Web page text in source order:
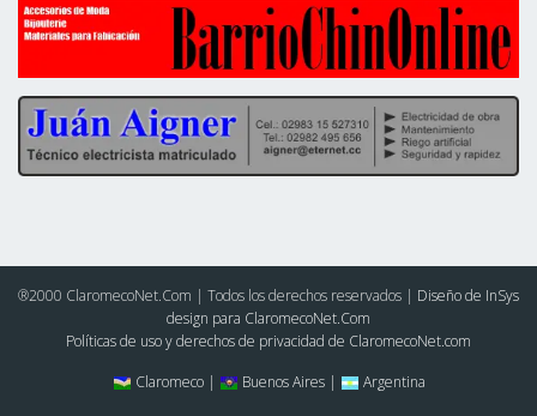
®2000 ClaromecoNet.Com | Todos los derechos reservados | Diseño de InSys
design para ClaromecoNet.Com
Políticas de uso y derechos de privacidad de ClaromecoNet.com
Claromeco |
Buenos Aires | Argentina